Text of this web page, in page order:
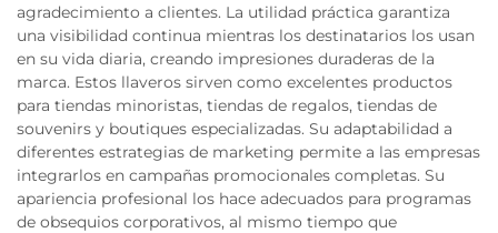
agradecimiento a clientes. La utilidad práctica garantiza
una visibilidad continua mientras los destinatarios los usan
en su vida diaria, creando impresiones duraderas de la
marca. Estos llaveros sirven como excelentes productos
para tiendas minoristas, tiendas de regalos, tiendas de
souvenirs y boutiques especializadas. Su adaptabilidad a
diferentes estrategias de marketing permite a las empresas
integrarlos en campañas promocionales completas. Su
apariencia profesional los hace adecuados para programas
de obsequios corporativos, al mismo tiempo que